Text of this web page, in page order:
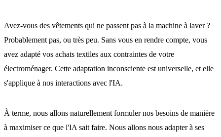
Avez-vous des vêtements qui ne passent pas à la machine à laver ?
Probablement pas, ou très peu. Sans vous en rendre compte, vous
avez adapté vos achats textiles aux contraintes de votre
électroménager. Cette adaptation inconsciente est universelle, et elle
s'applique à nos interactions avec l'IA.
À terme, nous allons naturellement formuler nos besoins de manière
à maximiser ce que l'IA sait faire. Nous allons nous adapter à ses